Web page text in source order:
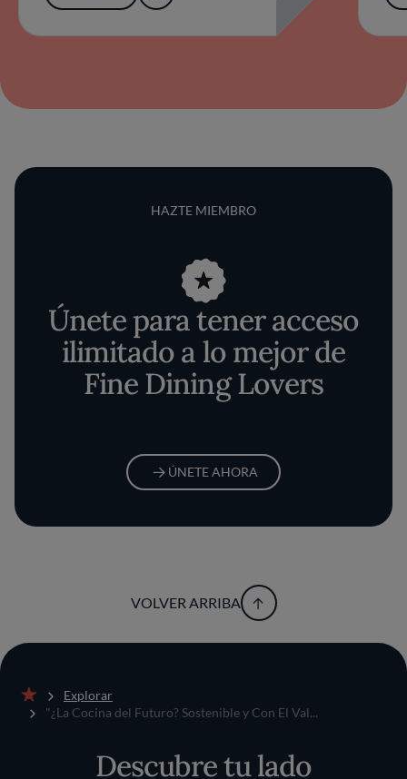
HAZTE MIEMBRO
Únete para tener acceso
ilimitado a lo mejor de
Fine Dining Lovers
ÚNETE AHORA
VOLVER ARRIBA
Inicio
Explorar
"¿La Cocina del Futuro? Sostenible y Con El Val...
Descubre tu lado